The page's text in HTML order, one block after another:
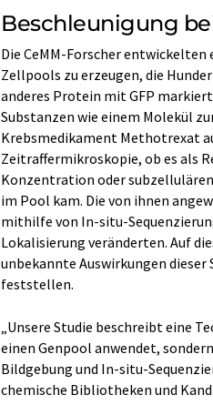
Beschleunigung
Die CeMM-Forscher
Zellpools zu erzeugen, die
anderes Protein mit GFP
Substanzen wie einem Molekül
Krebsmedikament Methotrexat
Zeitraffermikroskopie, ob es als
Konzentration oder
im Pool kam. Die von ihnen
mithilfe von In-situ-
Lokalisierung veränderten. Auf
unbekannte Auswirkungen
feststellen.
„Unsere Studie beschreibt eine
einen Genpool anwendet,
Bildgebung und In-situ-
chemische Bibliotheken und